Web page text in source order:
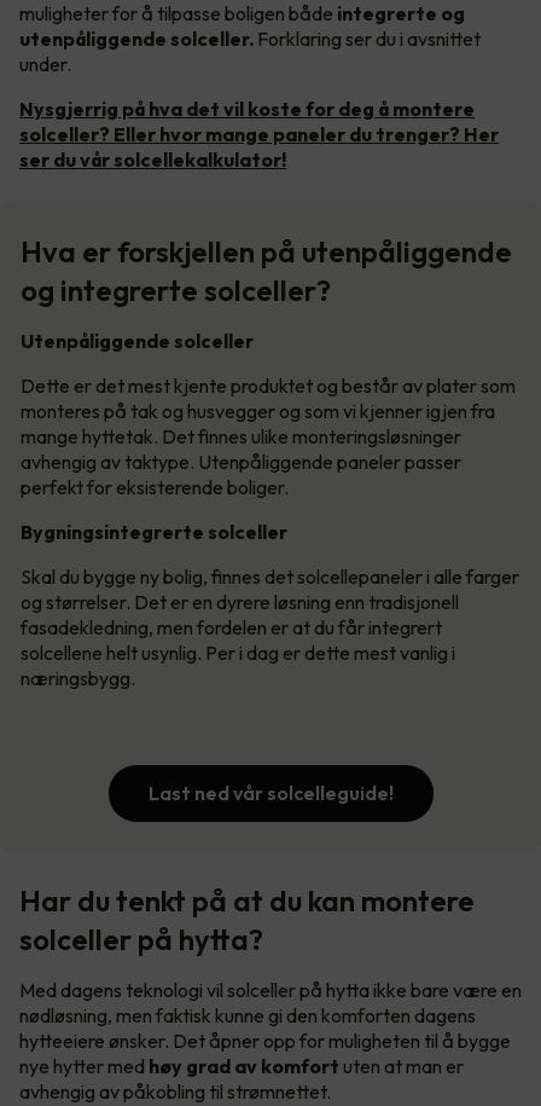
muligheter for å tilpasse boligen både integrerte og
utenpåliggende solceller. Forklaring ser du i avsnittet
under.
Nysgjerrig på hva det vil koste for deg å montere
solceller? Eller hvor mange paneler du trenger? Her
ser du vår solcellekalkulator!
Hva er forskjellen på utenpåliggende
og integrerte solceller?
Utenpåliggende solceller
Dette er det mest kjente produktet og består av plater som
monteres på tak og husvegger og som vi kjenner igjen fra
mange hyttetak. Det finnes ulike monteringsløsninger
avhengig av taktype. Utenpåliggende paneler passer
perfekt for eksisterende boliger.
Bygningsintegrerte solceller
Skal du bygge ny bolig, finnes det solcellepaneler i alle farger
og størrelser. Det er en dyrere løsning enn tradisjonell
fasadekledning, men fordelen er at du får integrert
solcellene helt usynlig. Per i dag er dette mest vanlig i
næringsbygg.
Last ned vår solcelleguide!
Har du tenkt på at du kan montere
solceller på hytta?
Med dagens teknologi vil solceller på hytta ikke bare være en
nødløsning, men faktisk kunne gi den komforten dagens
hytteeiere ønsker. Det åpner opp for muligheten til å bygge
nye hytter med høy grad av komfort uten at man er
avhengig av påkobling til strømnettet.